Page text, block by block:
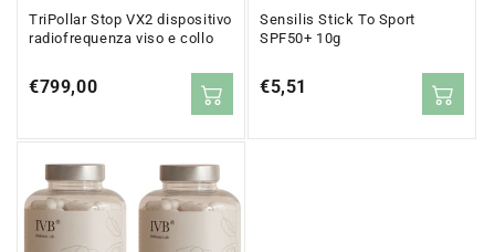
TriPollar Stop VX2 dispositivo
radiofrequenza viso e collo
Prezzo
€799,00
Sensilis Stick To Sport
SPF50+ 10g
Prezzo
€5,51